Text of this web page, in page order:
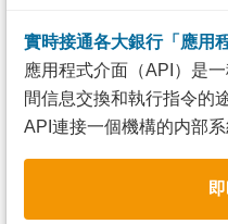
實時接通各大銀行「應用
應用程式介面（API）是
間信息交換和執行指令的
API連接一個機構的内部系